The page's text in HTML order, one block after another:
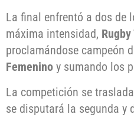
La final enfrentó a dos de
máxima intensidad,
proclamándose campeón
Femenino y sumando los
La competición se
se disputará la segunda y